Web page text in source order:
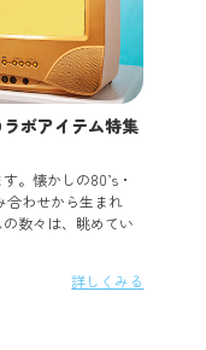
ラボアイテム特集
。懐かしの80’s・
合わせから生まれ
数々は、眺めてい
詳しくみる